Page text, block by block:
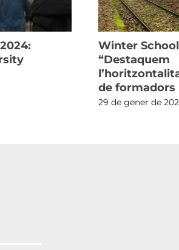
Winter
“Destaquem
de formadors
29 de gener de